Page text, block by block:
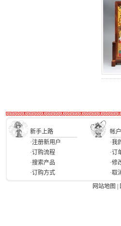
新手上路 帐
·注册新用户
·订购流程
·搜索产品
·订购方式
·我
·订
·修
·取
网站地图